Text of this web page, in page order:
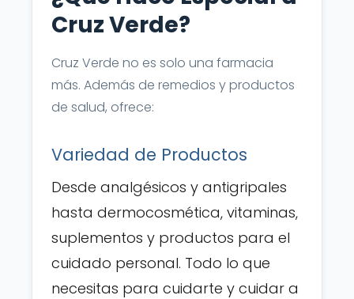
Cruz Verde?
Cruz Verde no es solo una farmacia
más. Además de remedios y productos
de salud, ofrece:
Variedad de Productos
Desde analgésicos y antigripales
hasta dermocosmética, vitaminas,
suplementos y productos para el
cuidado personal. Todo lo que
necesitas para cuidarte y cuidar a